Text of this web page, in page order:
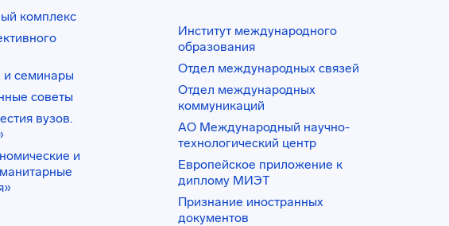
комплекс
и семинары
советы
вузов.
и
Институт международного
образования
Отдел международных связей
Отдел международных
коммуникаций
АО Международный научно-
технологический центр
Европейское приложение к
диплому МИЭТ
Признание иностранных
документов